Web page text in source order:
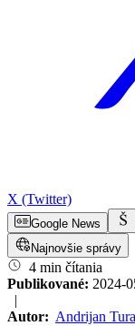
X (Twitter)
Google News
Najnovšie správy
4 min čítania
Publikované: 2024-
|
Autor: Andrijan